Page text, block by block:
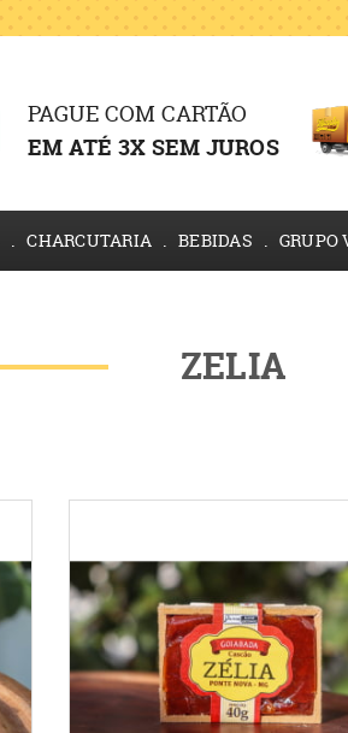
PAGUE COM CARTÃO
EM ATÉ 3X SEM JUROS
CHARCUTARIA BEBIDAS GRUPO
ZELIA